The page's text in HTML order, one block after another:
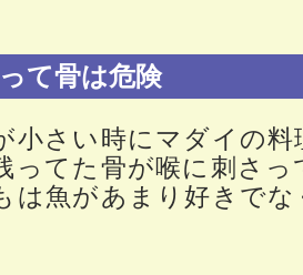
て骨は危険
小さい時にマダイの
ってた骨が喉に刺さ
は魚があまり好きで